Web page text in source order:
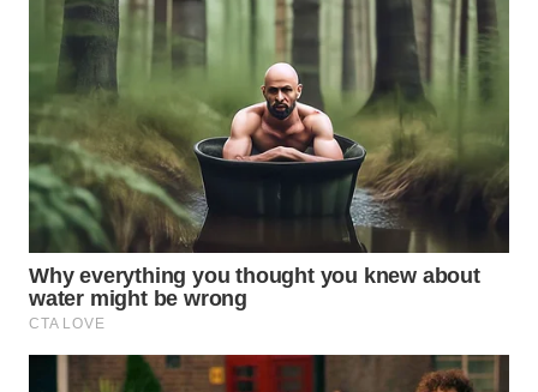
DEPOK
TAPANULI
UTARA
WN
SAMOSIR
WN
PADANG
LAWAS